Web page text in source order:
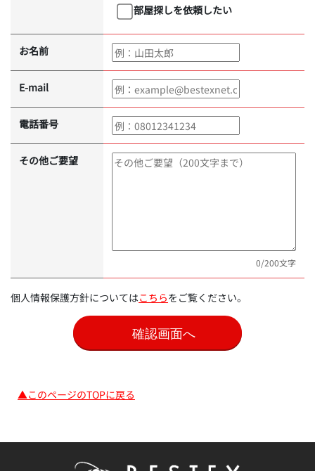
部屋探しを依頼したい
お名前
E-mail
電話番号
その他ご要望
0/200文字
個人情報保護方針についてはこちらをご覧ください。
▲このページのTOPに戻る